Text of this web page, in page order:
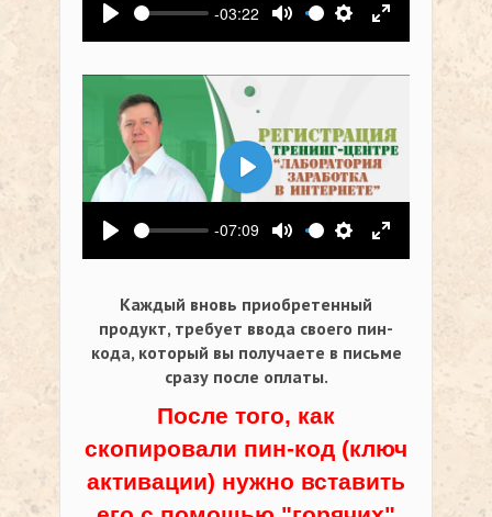
Воспроизвести
-03:22
Выключить звук
Настройки
На весь
Воспроизвести
-07:09
Выключить звук
Настройки
На весь
Воспроизвести
Каждый вновь приобретенный
продукт, требует ввода своего пин-
кода, который вы получаете в письме
сразу после оплаты.
После того, как
скопировали пин-код (ключ
активации) нужно вставить